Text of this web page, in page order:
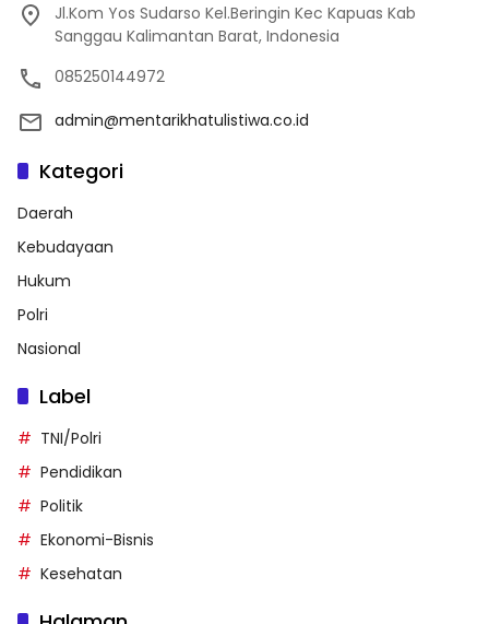
Jl.Kom Yos Sudarso Kel.Beringin Kec Kapuas Kab
Sanggau Kalimantan Barat, Indonesia
085250144972
admin@mentarikhatulistiwa.co.id
Kategori
Daerah
Kebudayaan
Hukum
Polri
Nasional
Label
TNI/Polri
Pendidikan
Politik
Ekonomi-Bisnis
Kesehatan